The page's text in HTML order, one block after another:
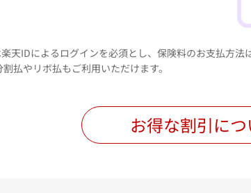
天IDによるログインを必須とし、保険料のお支払方
払やリボ払もご利用いただけます。
お得な割引に
比較結果は実際の等級や補償内容等によって
正式な保険料を確認する場合は「詳細にお見